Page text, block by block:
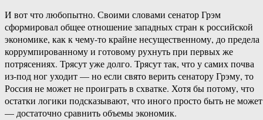
И вот что любопытно. Своими словами сенатор Грэм
сформировал общее отношение западных стран к российской
экономике, как к чему-то крайне несущественному, до предела
коррумпированному и готовому рухнуть при первых же
потрясениях. Трясут уже долго. Трясут так, что у самих почва
из-под ног уходит — но если свято верить сенатору Грэму, то
Россия не может не проиграть в схватке. Хотя бы потому, что
остатки логики подсказывают, что иного просто быть не может
— достаточно сравнить объемы экономик.